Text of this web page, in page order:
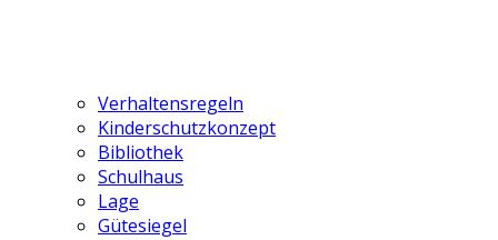
Verhaltensregeln
Kinderschutzkonzept
Bibliothek
Schulhaus
Lage
Gütesiegel